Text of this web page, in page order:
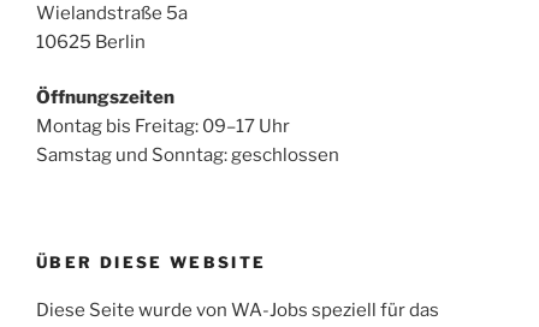
Wielandstraße 5a
10625 Berlin
Öffnungszeiten
Montag bis Freitag: 09–17 Uhr
Samstag und Sonntag: geschlossen
ÜBER DIESE WEBSITE
Diese Seite wurde von WA-Jobs speziell für das